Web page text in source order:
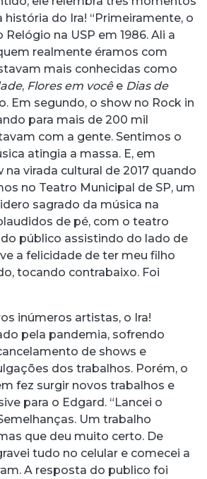
do Ira! “Primeiramente, o
na USP em 1986. Ali a
realmente éramos com
mais conhecidas como
, Flores em vocêe Dias de
Em segundo, o show no Rock in
para mais de 200 mil
com a gente. Sentimos o
atingia a massa. E, em
virada cultural de 2017 quando
no Teatro Municipal de SP, um
sagrado da música na
de pé, com o teatro
público assistindo do lado de
a felicidade de ter meu filho
tocando contrabaixo. Foi
inúmeros artistas, o Ira!
pela pandemia, sofrendo
de shows e
dos trabalhos. Porém, o
fez surgir novos trabalhos e
para o Edgard. “Lancei o
Um trabalho
que deu muito certo. De
tudo no celular e comecei a
A resposta do publico foi